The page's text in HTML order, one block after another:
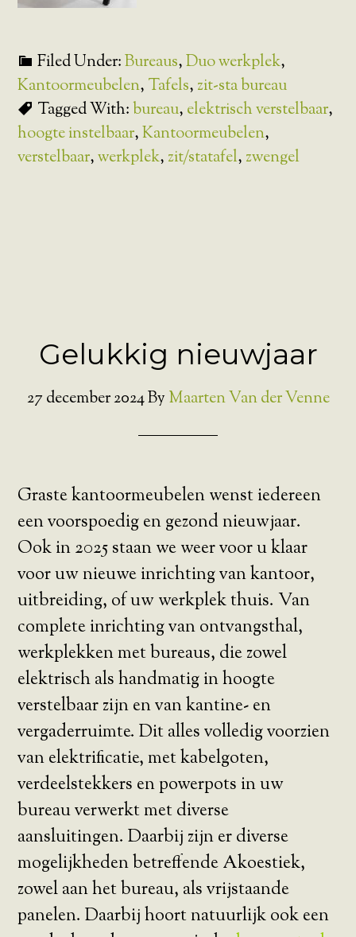
Filed Under:Bureaus,Duo werkplek,
Kantoormeubelen, Tafels, zit-sta bureau
Tagged With:bureau, elektrisch verstelbaar,
hoogte instelbaar,Kantoormeubelen,
verstelbaar,werkplek, zit/statafel, zwengel
Gelukkig nieuwjaar
27 december 2024By Maarten Van der Venne
Graste kantoormeubelen wenst iedereen
een voorspoedig en gezond nieuwjaar.
Ook in 2025 staan we weer voor u klaar
voor uw nieuwe inrichting van kantoor,
uitbreiding, of uw werkplek thuis. Van
complete inrichting van ontvangsthal,
werkplekken met bureaus, die zowel
elektrisch als handmatig in hoogte
verstelbaar zijn en van kantine- en
vergaderruimte. Dit alles volledig voorzien
van elektrificatie, met kabelgoten,
verdeelstekkers en powerpots in uw
bureau verwerkt met diverse
aansluitingen. Daarbij zijn er diverse
mogelijkheden betreffende Akoestiek,
zowel aan het bureau, als vrijstaande
panelen. Daarbij hoort natuurlijk ook een